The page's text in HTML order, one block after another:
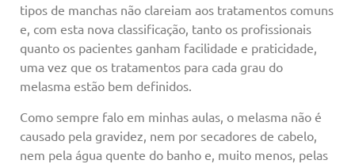
tipos de manchas não clareiam aos tratamentos comuns
e, com esta nova classificação, tanto os profissionais
quanto os pacientes ganham facilidade e praticidade,
uma vez que os tratamentos para cada grau do
melasma estão bem definidos.
Como sempre falo em minhas aulas, o melasma não é
causado pela gravidez, nem por secadores de cabelo,
nem pela água quente do banho e, muito menos, pelas